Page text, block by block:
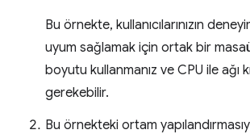
Bu örnekte, kullanıcılarınızın
uyum sağlamak için ortak bir
boyutu kullanmanız ve CPU ile ağı
gerekebilir.
Bu örnekteki ortam